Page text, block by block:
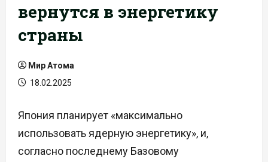
вернутся в энергетику
страны
Мир Атома
18.02.2025
Япония планирует «максимально
использовать ядерную энергетику», и,
согласно последнему Базовому